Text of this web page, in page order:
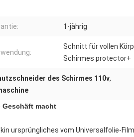
1-jährig
Schnitt für vollen
Schirmes protector+
des Schirmes 110v,
Geschäft macht
ursprüngliches vom Universalfolie-